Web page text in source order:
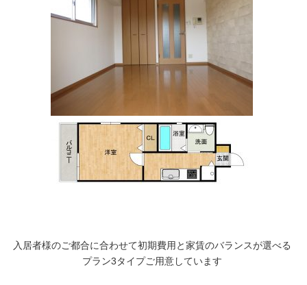
入居者様のご都合に合わせて初期費用と家賃のバランスが選べる
プラン3タイプご用意しています